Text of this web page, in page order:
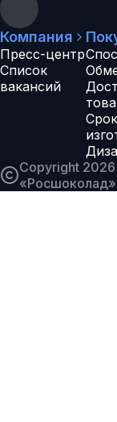
Компания
Пресс-центр
Список
вакансий
Copyright 2026
«Росшоколад»